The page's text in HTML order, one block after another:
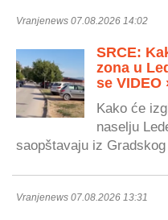
Vranjenews 07.08.2026 14:02
SRCE:
zona u
se VIDEO
Kako će
naselju
saopštavaju iz
Vranjenews 07.08.2026 13:31